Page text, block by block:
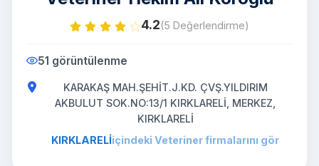
4.2(5 Değerlendirme)
51 görüntülenme
KARAKAŞ MAH.ŞEHİT.J.KD. ÇVŞ.YILDIRIM
AKBULUT SOK.NO:13/1 KIRKLARELİ, MERKEZ,
KIRKLARELİ
KIRKLARELİiçindeki Veteriner firmalarını gör